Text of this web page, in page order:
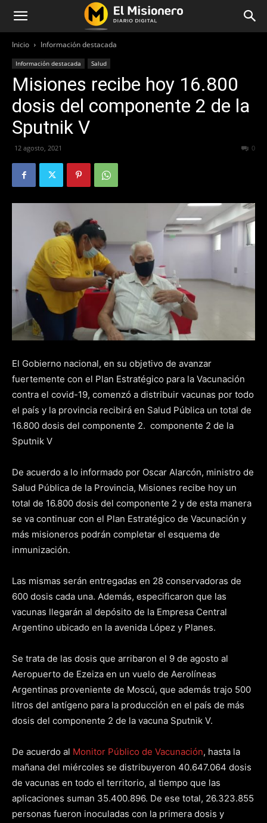
Inicio Información destacada
Información destacada Salud
Misiones recibe hoy 16.800
dosis del componente 2 de la
Sputnik V
12 agosto, 2021 0
El Gobierno nacional, en su objetivo de avanzar
fuertemente con el Plan Estratégico para la Vacunación
contra el covid-19, comenzó a distribuir vacunas por todo
el país y la provincia recibirá en Salud Pública un total de
16.800 dosis del componente 2. componente 2 de la
Sputnik V
De acuerdo a lo informado por Oscar Alarcón, ministro de
Salud Pública de la Provincia, Misiones recibe hoy un
total de 16.800 dosis del componente 2 y de esta manera
se va continuar con el Plan Estratégico de Vacunación y
más misioneros podrán completar el esquema de
inmunización.
Las mismas serán entregadas en 28 conservadoras de
600 dosis cada una. Además, especificaron que las
vacunas llegarán al depósito de la Empresa Central
Argentino ubicado en la avenida López y Planes.
Se trata de las dosis que arribaron el 9 de agosto al
Aeropuerto de Ezeiza en un vuelo de Aerolíneas
Argentinas proveniente de Moscú, que además trajo 500
litros del antígeno para la producción en el país de más
dosis del componente 2 de la vacuna Sputnik V.
De acuerdo al Monitor Público de Vacunación, hasta la
mañana del miércoles se distribuyeron 40.647.064 dosis
de vacunas en todo el territorio, al tiempo que las
aplicaciones suman 35.400.896. De ese total, 26.323.855
personas fueron inoculadas con la primera dosis y